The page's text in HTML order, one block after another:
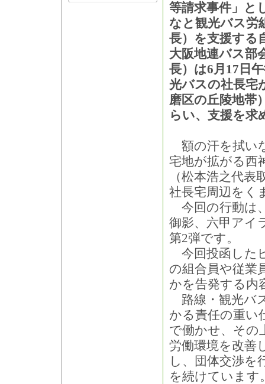
等請求事件」と
なと観光バス労
長）を支援する
大阪地連バス部
長）は6月17日
光バスの社長宅
磨区の丘陵地帯
らい、支援を求
額の汗を拭い
宅地が拡がる西
（松本浩之代
社長宅周辺をく
今回の行動は
御影、六甲アイ
第2弾です。
今回投函した
の組合員や従業
かを告発する内
路線・観光バ
かる責任の重い
で働かせ、その
労働環境を改善
し、団体交渉を
を続けています